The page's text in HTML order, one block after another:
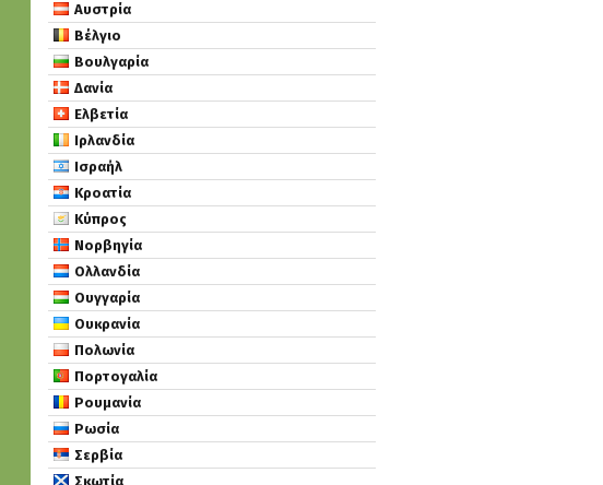
Αυστρία
Βέλγιο
Βουλγαρία
Δανία
Ελβετία
Ιρλανδία
Ισραήλ
Κροατία
Κύπρος
Νορβηγία
Ολλανδία
Ουγγαρία
Ουκρανία
Πολωνία
Πορτογαλία
Ρουμανία
Ρωσία
Σερβία
Σκωτία